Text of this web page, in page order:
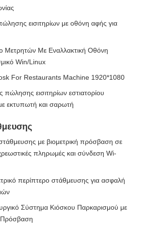
εισιτηρίων με οθόνη αφής για
Μετρητών Με Εναλλακτική Οθόνη
Win/Linux
For Restaurants Machine 1920*1080
εισιτηρίων εστιατορίου
εκτυπωτή και σαρωτή
με βιομετρική πρόσβαση σε
πληρωμές και σύνδεση Wi-
περίπτερο στάθμευσης για ασφαλή
Σύστημα Κιόσκου Παρκαρισμού με
Πρόσβαση